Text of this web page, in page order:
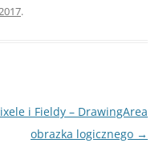
.
i Fieldy – DrawingArea
obrazka logicznego →